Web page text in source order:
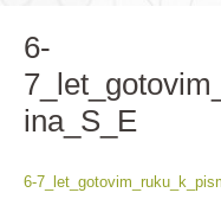
6-
ina_S_E
6-